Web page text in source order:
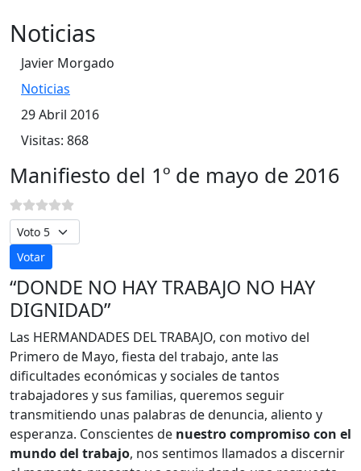
Noticias
Javier Morgado
Noticias
29 Abril 2016
Visitas: 868
Manifiesto del 1º de mayo de 2016
Por favor, vote
“DONDE NO HAY TRABAJO NO HAY
DIGNIDAD”
Las HERMANDADES DEL TRABAJO, con motivo del
Primero de Mayo, fiesta del trabajo, ante las
dificultades económicas y sociales de tantos
trabajadores y sus familias, queremos seguir
transmitiendo unas palabras de denuncia, aliento y
esperanza. Conscientes de nuestro compromiso con el
mundo del trabajo, nos sentimos llamados a discernir